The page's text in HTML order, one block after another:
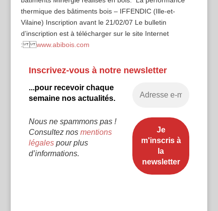
thermique des bâtiments bois – IFFENDIC (Ille-et-
Vilaine) Inscription avant le 21/02/07 Le bulletin
d’inscription est à télécharger sur le site Internet
:www.abibois.com
Inscrivez-vous à notre newsletter
...pour recevoir chaque
semaine nos actualités.
Nous ne spammons pas !
Consultez nos mentions
légalespour plus
d’informations.